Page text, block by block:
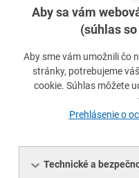
-- €/ m
Ak stezákazníkom
sa
alebo sa
a dostupnosť
Aby sa vám
(súhlas
Aby sme vám umožnili čo
stránky, potrebujeme
cookie. Súhlas môžete
Prehlásenie o
Technické a